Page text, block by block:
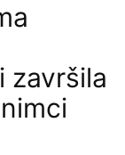
završila